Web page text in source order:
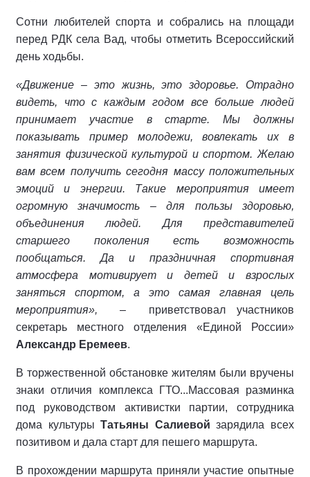
Сотни любителей спорта и собрались на площади
перед РДК села Вад, чтобы отметить Всероссийский
день ходьбы.
«Движение – это жизнь, это здоровье. Отрадно
видеть, что с каждым годом все больше людей
принимает участие в старте. Мы должны
показывать пример молодежи, вовлекать их в
занятия физической культурой и спортом. Желаю
вам всем получить сегодня массу положительных
эмоций и энергии. Такие мероприятия имеет
огромную значимость – для пользы здоровью,
объединения людей. Для представителей
старшего поколения есть возможность
пообщаться. Да и праздничная спортивная
атмосфера мотивирует и детей и взрослых
заняться спортом, а это самая главная цель
мероприятия»,
–
приветствовал участников
секретарь местного отделения «Единой России»
Александр Еремеев.
В торжественной обстановке жителям были вручены
знаки отличия комплекса ГТО...Массовая разминка
под руководством активистки партии, сотрудника
дома культурыТатьяны Салиевой зарядила всех
позитивом и дала старт для пешего маршрута.
В прохождении маршрута приняли участие опытные